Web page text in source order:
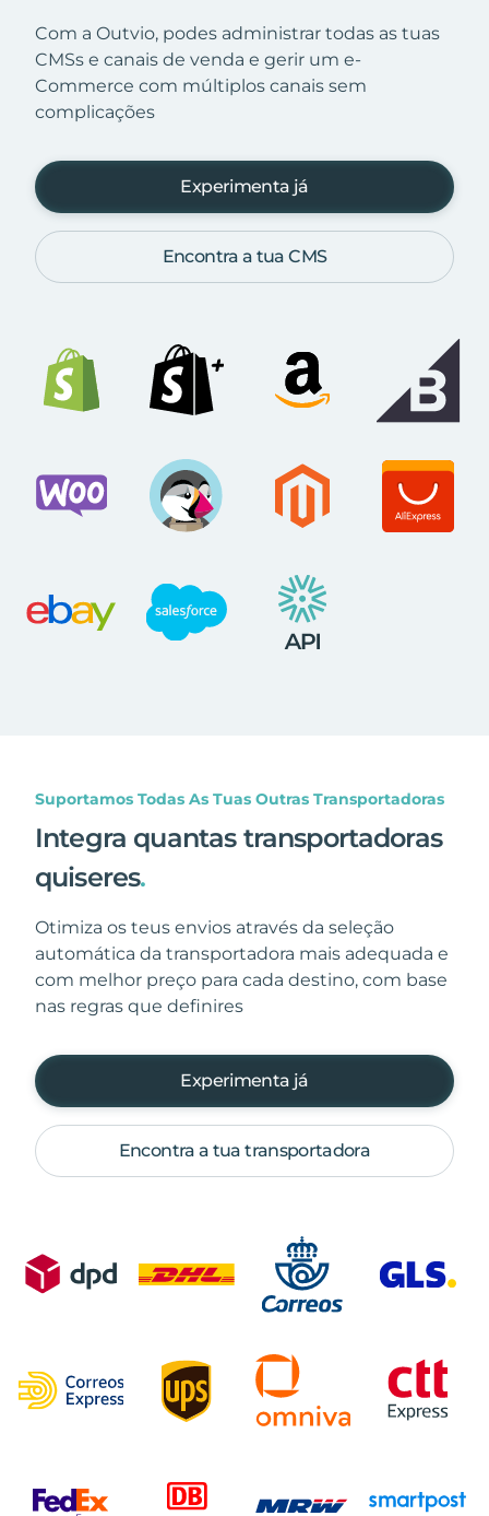
Com a Outvio, podes administrar todas as tuas
CMSs e canais de venda e gerir um e-
Commerce com múltiplos canais sem
complicações
Experimenta já
Encontra a tua CMS
Suportamos Todas As Tuas Outras Transportadoras
Integra quantas transportadoras
quiseres.
Otimiza os teus envios através da seleção
automática da transportadora mais adequada e
com melhor preço para cada destino, com base
nas regras que definires
Experimenta já
Encontra a tua transportadora